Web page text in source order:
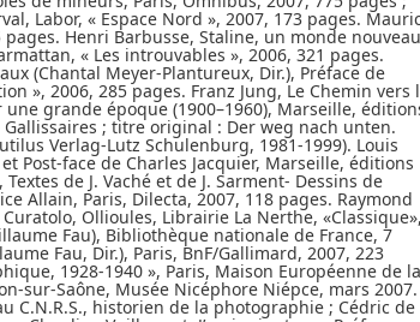
Labor, « Espace Nord », 2007, 173 pages.
Henri Barbusse, Staline, un monde nouveau
« Les introuvables », 2006, 321 pages.
(Chantal Meyer-Plantureux, Dir.), Préface de
», 2006, 285 pages. Franz Jung, Le Chemin vers
grande époque (1900–1960), Marseille,
; titre original : Der weg nach unten.
Verlag-Lutz Schulenburg, 1981-1999). Louis
Post-face de Charles Jacquier, Marseille, éditions
de J. Vaché et de J. Sarment- Dessins de
Allain, Paris, Dilecta, 2007, 118 pages. Raymond
Ollioules, Librairie La Nerthe,
Fau), Bibliothèque nationale de France, 7
Fau, Dir.), Paris, BnF/Gallimard, 2007, 223
1928-1940 », Paris, Maison Européenne de la
sur-Saône, Musée Nicéphore Niépce, mars 2007.
C.N.R.S., historien de la photographie ; Cédric de